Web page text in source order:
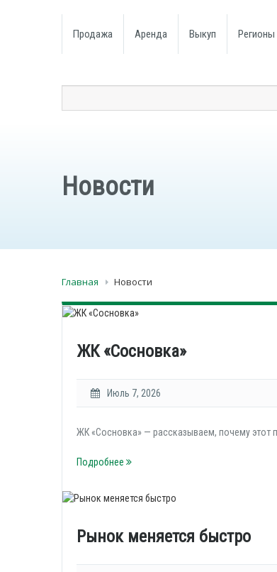
Продажа Аренда Выкуп Регионы
Новости
Главная Новости
ЖК «Сосновка»
Июль 7, 2026
ЖК «Сосновка» — рассказываем, почему этот
Подробнее
Рынок меняется быстро